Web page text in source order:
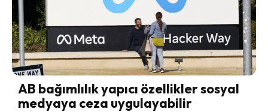
AB bağımlılık yapıcı özellikler sosyal
medyaya ceza uygulayabilir